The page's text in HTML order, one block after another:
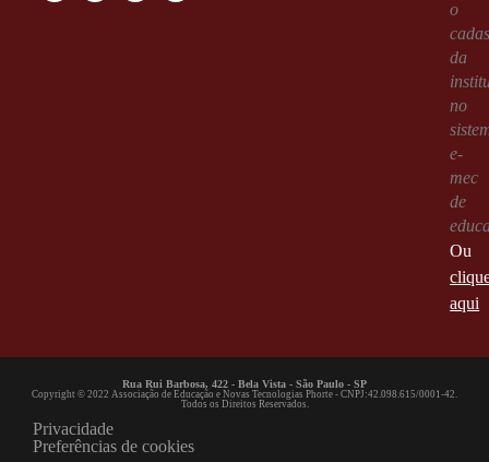
o
da
no
e-
mec
de
Ou
aqui
Rua Rui Barbosa, 422 - Bela Vista - São Paulo - SP
Copyright © 2022 Associação de Educação e Novas Tecnologias Phorte - CNPJ:42.098.615/0001-42.
Todos os Direitos Reservados.
Privacidade
Preferências de cookies